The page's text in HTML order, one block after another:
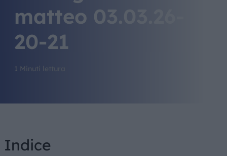
matteo 03.03.26-
20-21
1 Minuti lettura
Indice